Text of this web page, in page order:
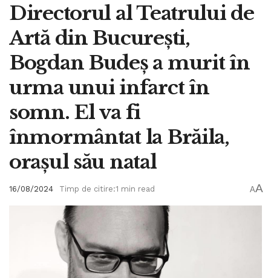
Directorul al Teatrului de
Artă din București,
Bogdan Budeș a murit în
urma unui infarct în
somn. El va fi
înmormântat la Brăila,
orașul său natal
16/08/2024 Timp de citire:1 min read AA